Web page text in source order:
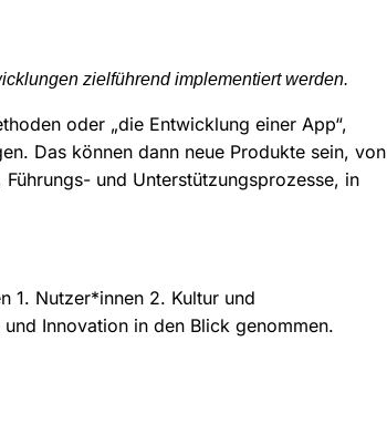
zielführend implementiert werden.
oder „die Entwicklung einer App“,
Das können dann neue Produkte sein, von
und Unterstützungsprozesse, in
1. Nutzer*innen 2. Kultur und
Innovation in den Blick genommen.